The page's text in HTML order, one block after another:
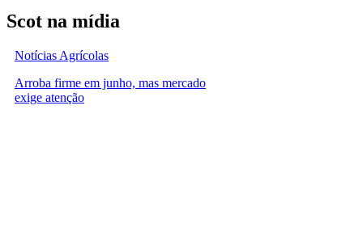
Scot na mídia
Notícias Agrícolas
Arroba firme em junho, mas mercado
exige atenção